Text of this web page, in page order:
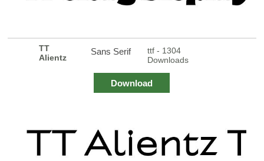
TT
Alientz
Sans Serif
ttf - 1304
Downloads
Download